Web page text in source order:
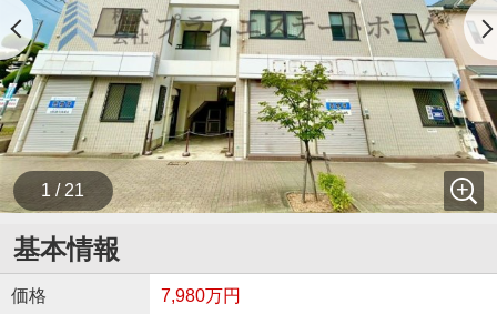
1 / 21
基本情報
価格 7,980万円